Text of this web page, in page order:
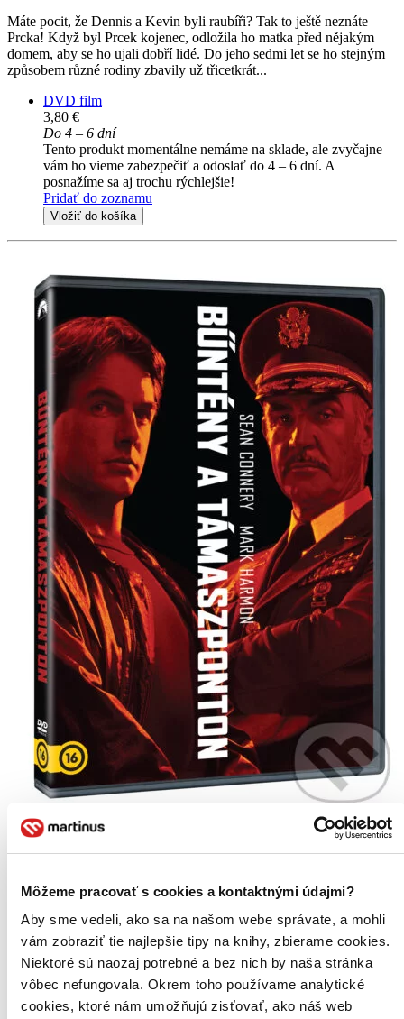
Môžeme pracovať s cookies a kontaktnými údajmi?
Aby sme vedeli, ako sa na našom webe správate, a mohli
vám zobraziť tie najlepšie tipy na knihy, zbierame cookies.
Niektoré sú naozaj potrebné a bez nich by naša stránka
vôbec nefungovala. Okrem toho používame analytické
cookies, ktoré nám umožňujú zisťovať, ako náš web
Máte pocit, že Dennis a Kevin byli raubíři? Tak to ještě neznáte
Prcka! Když byl Prcek kojenec, odložila ho matka před nějakým
domem, aby se ho ujali dobří lidé. Do jeho sedmi let se ho stejným
způsobem různé rodiny zbavily už třicetkrát...
DVD film
3,80 €
Do 4 – 6 dní
Tento produkt momentálne nemáme na sklade, ale zvyčajne
vám ho vieme zabezpečiť a odoslať do 4 – 6 dní. A
posnažíme sa aj trochu rýchlejšie!
Pridať do zoznamu
Vložiť do košíka
Novinka
Bűntény a támaszponton (HU)
Dana Gladstone
Jack Warden
Jenette Goldstein
Mark Blum
Mark Harmon
ďalší
Vyšetřování vraždy zavede mladého policistu na vojenskou